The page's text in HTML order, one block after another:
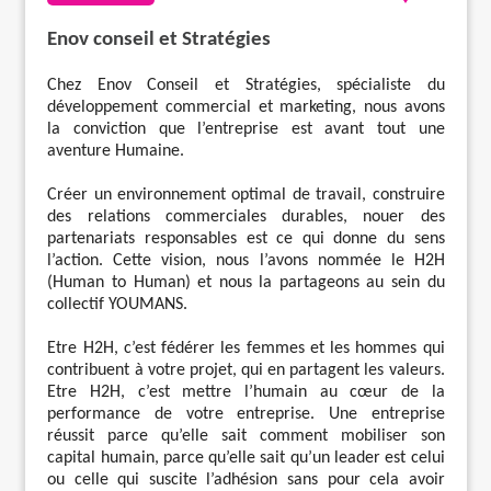
Santé
Enov conseil et Stratégies
Chez Enov Conseil et Stratégies, spécialiste du
développement commercial et marketing, nous avons
la conviction que l’entreprise est avant tout une
aventure Humaine.
Créer un environnement optimal de travail, construire
des relations commerciales durables, nouer des
partenariats responsables est ce qui donne du sens
l’action. Cette vision, nous l’avons nommée le H2H
(Human to Human) et nous la partageons au sein du
collectif YOUMANS.
Etre H2H, c’est fédérer les femmes et les hommes qui
contribuent à votre projet, qui en partagent les valeurs.
Etre H2H, c’est mettre l’humain au cœur de la
performance de votre entreprise. Une entreprise
réussit parce qu’elle sait comment mobiliser son
capital humain, parce qu’elle sait qu’un leader est celui
ou celle qui suscite l’adhésion sans pour cela avoir